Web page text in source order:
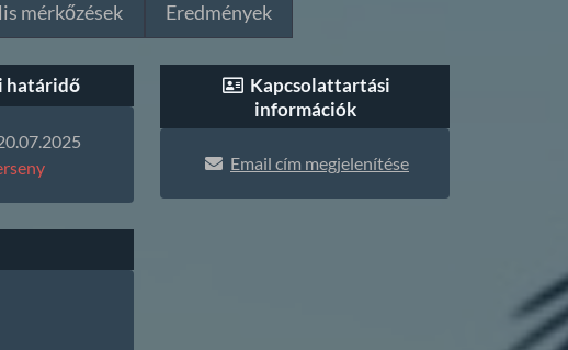
mérkőzések Eredmények
határidő
Kapcsolattartási
információk
Email cím megjelenítése